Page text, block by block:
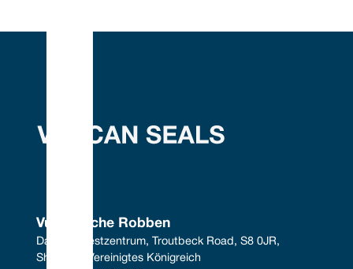
Vulkanische Robben
Das Südwestzentrum, Troutbeck Road, S8 0JR,
Sheffield, Vereinigtes Königreich